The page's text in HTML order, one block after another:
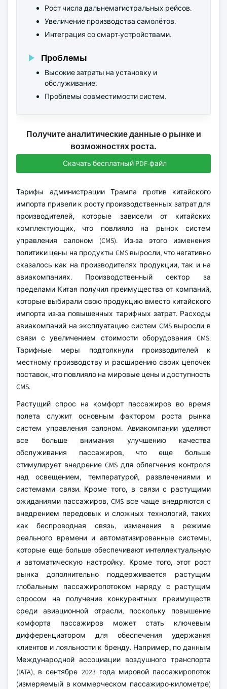
Рост числа дальнемагистральных рейсов.
Увеличение производства самолётов.
Интеграция со смарт-устройствами.
Проблемы
Высокие затраты на установку и
обслуживание.
Проблемы совместимости систем.
Получите аналитические данные о рынке и
возможностях роста.
Скачать бесплатный PDF-файл
Тарифы администрации Трампа против китайского
импорта привели к росту производственных затрат для
производителей, которые зависели от китайских
комплектующих, что повлияло на рынок систем
управления салоном (CMS). Из-за этого изменения
политики цены на продукты CMS выросли, что негативно
сказалось как на производителях продукции, так и на
авиакомпаниях. Производственный сектор за
пределами Китая получил преимущества от компаний,
которые выбирали свою продукцию вместо китайского
импорта из-за повышенных тарифных затрат. Расходы
авиакомпаний на эксплуатацию систем CMS выросли в
связи с увеличением стоимости оборудования CMS.
Тарифные меры подтолкнули производителей к
местному производству и расширению своих цепочек
поставок, что повлияло на мировые цены и доступность
CMS.
Растущий спрос на комфорт пассажиров во время
полета служит основным фактором роста рынка
систем управления салоном. Авиакомпании уделяют
все больше внимания улучшению качества
обслуживания пассажиров, что еще больше
стимулирует внедрение CMS для облегчения контроля
над освещением, температурой, развлечениями и
системами связи. Кроме того, в связи с растущими
ожиданиями пассажиров, CMS все чаще внедряются с
внедрением передовых и сложных технологий, таких
как беспроводная связь, изменения в режиме
реального времени и автоматизированные системы,
которые еще больше обеспечивают интеллектуальную
и автоматическую настройку. Кроме того, этот рост
рынка дополнительно поддерживается растущим
глобальным пассажиропотоком наряду с растущим
спросом на получение конкурентных преимуществ
среди авиационной отрасли, поскольку повышение
комфорта пассажиров может стать ключевым
дифференциатором для обеспечения удержания
клиентов и лояльности к бренду. Например, по данным
Международной ассоциации воздушного транспорта
(IATA), в сентябре 2023 года мировой пассажиропоток
(измеряемый в коммерческом пассажиро-километре)